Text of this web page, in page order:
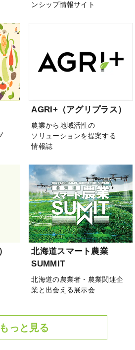
ンシップ情報サイト
AGRI+（アグリプラス）
農業から地域活性の
ソリューションを提案する
情報誌
北海道スマート農業
SUMMIT
北海道の農業者・農業関連企
業と出会える展示会
もっと見る